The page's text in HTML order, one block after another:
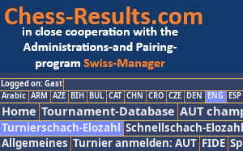
Logged on: Gast
Arabic ARM AZE BIH BUL CAT CHN CRO CZE DEN ENG ESP
Home Tournament-Database AUT
Turnierschach-Elozahl Schnellschach-Elozahl
Allgemeines Turnier anmelden: AUT FIDE